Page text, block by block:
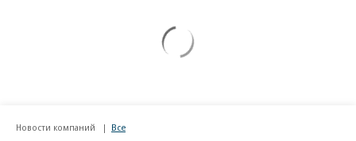
Новости компаний Все